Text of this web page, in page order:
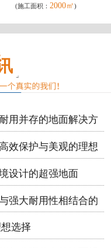
(施工面积： 2000㎡)
用并存的地面解决方
效保护与美观的理想
设计的超强地面
强大耐用性相结合的
选择